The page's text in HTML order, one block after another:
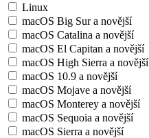
Linux
macOS Big Sur a novější
macOS Catalina a novější
macOS El Capitan a novější
macOS High Sierra a novější
macOS 10.9 a novější
macOS Mojave a novější
macOS Monterey a novější
macOS Sequoia a novější
macOS Sierra a novější